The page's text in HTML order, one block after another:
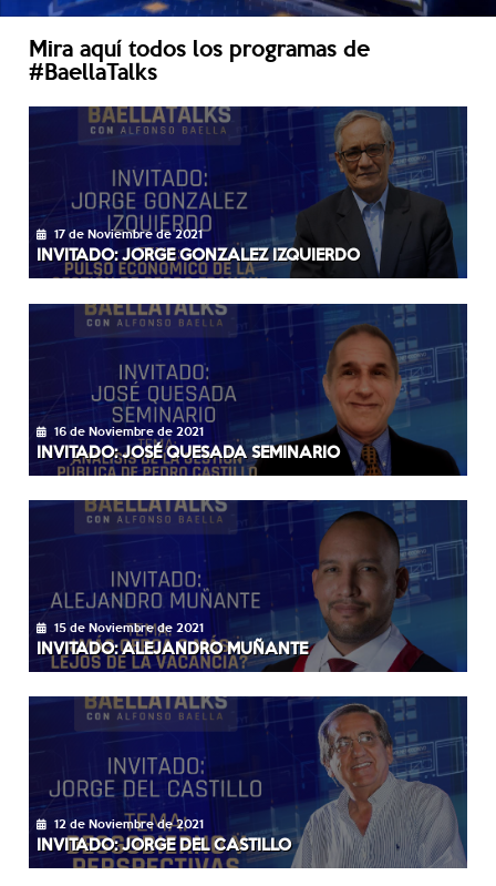
Mira aquí todos los programas de
#BaellaTalks
17 de Noviembre de 2021
INVITADO: JORGE GONZALEZ IZQUIERDO
16 de Noviembre de 2021
INVITADO: JOSÉ QUESADA SEMINARIO
15 de Noviembre de 2021
INVITADO: ALEJANDRO MUÑANTE
12 de Noviembre de 2021
INVITADO: JORGE DEL CASTILLO